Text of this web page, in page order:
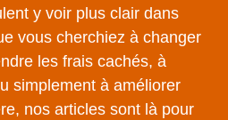
y voir plus clair dans
vous cherchiez à changer
les frais cachés, à
simplement à améliorer
nos articles sont là pour